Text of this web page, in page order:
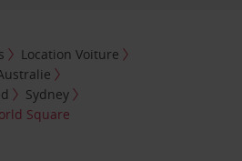
Location Voiture
Sydney
Square